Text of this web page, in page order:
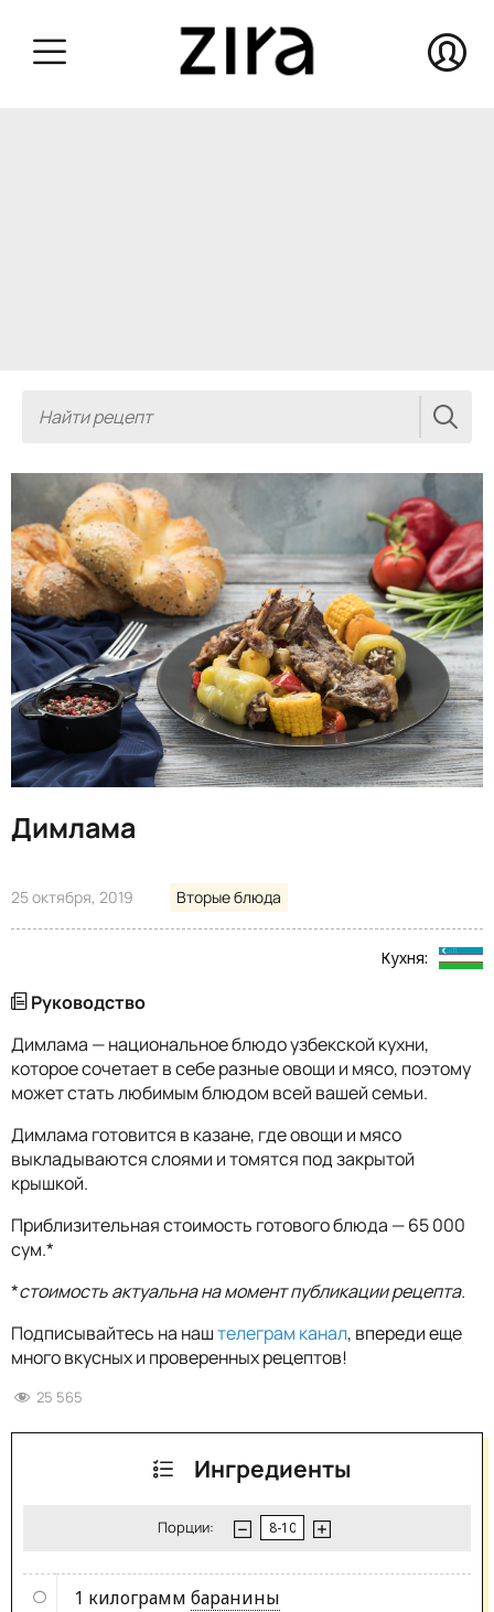
Димлама
25 октября, 2019 Вторые блюда
Кухня:
Руководство
Димлама — национальное блюдо узбекской кухни,
которое сочетает в себе разные овощи и мясо, поэтому
может стать любимым блюдом всей вашей семьи.
Димлама готовится в казане, где овощи и мясо
выкладываются слоями и томятся под закрытой
крышкой.
Приблизительная стоимость готового блюда — 65 000
сум.*
*стоимость актуальна на момент публикации рецепта.
Подписывайтесь на наштелеграм канал, впереди еще
много вкусных и проверенных рецептов!
25 565
Ингредиенты
Порции:
1 килограмм баранины